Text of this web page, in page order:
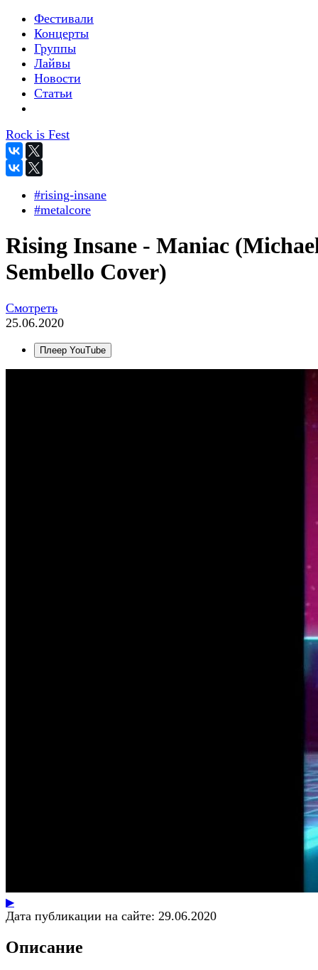
Фестивали
Концерты
Группы
Лайвы
Новости
Статьи
Rock is Fest
#rising-insane
#metalcore
Rising Insane - Maniac
Sembello Cover)
Смотреть
25.06.2020
Плеер YouTube
▶
Дата публикации на сайте: 29.06.2020
Описание